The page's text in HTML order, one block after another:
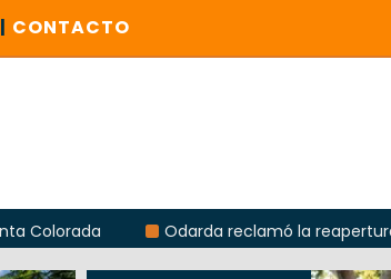
| CONTACTO
Odarda reclamó la reapertura de la